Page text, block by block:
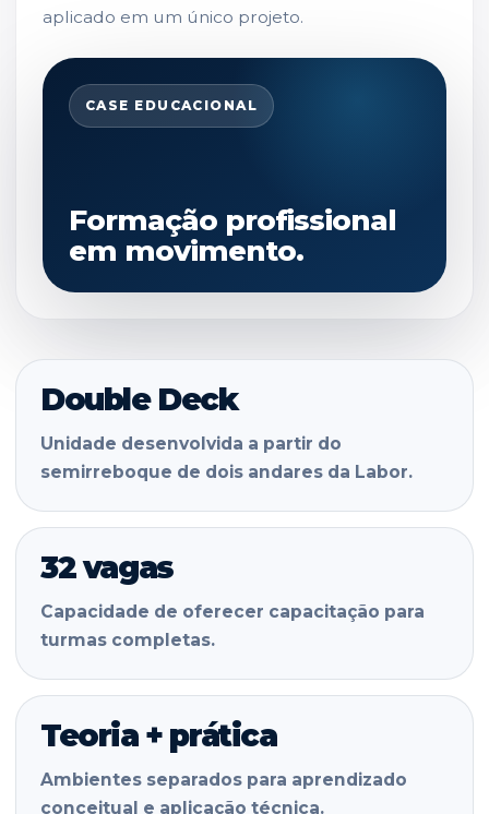
aplicado em um único projeto.
CASE EDUCACIONAL
Formação profissional
em movimento.
Double Deck
Unidade desenvolvida a partir do
semirreboque de dois andares da Labor.
32 vagas
Capacidade de oferecer capacitação para
turmas completas.
Teoria + prática
Ambientes separados para aprendizado
conceitual e aplicação técnica.